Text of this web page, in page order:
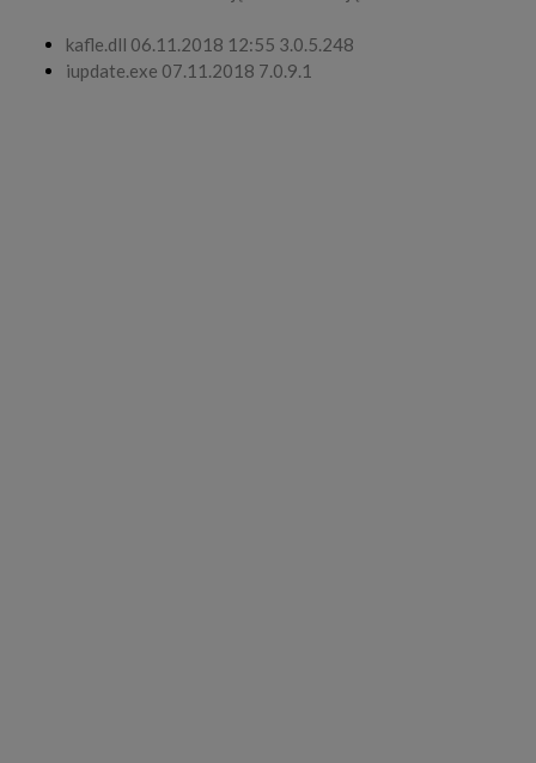
kafle.dll 06.11.2018 12:55 3.0.5.248
iupdate.exe 07.11.2018 7.0.9.1